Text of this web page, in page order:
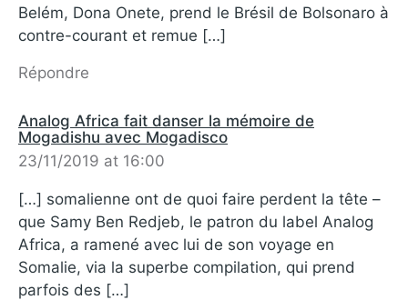
Belém, Dona Onete, prend le Brésil de Bolsonaro à
contre-courant et remue […]
Répondre
Analog Africa fait danser la mémoire de
Mogadishu avec Mogadisco
23/11/2019 at 16:00
[…] somalienne ont de quoi faire perdent la tête –
que Samy Ben Redjeb, le patron du label Analog
Africa, a ramené avec lui de son voyage en
Somalie, via la superbe compilation, qui prend
parfois des […]